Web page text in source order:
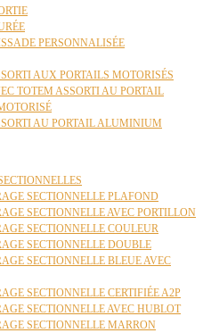
PERSONNALISÉE
AUX PORTAILS MOTORISÉS
TOTEM ASSORTI AU PORTAIL
AU PORTAIL ALUMINIUM
SECTIONNELLE PLAFOND
SECTIONNELLE AVEC PORTILLON
SECTIONNELLE COULEUR
SECTIONNELLE DOUBLE
SECTIONNELLE BLEUE AVEC
SECTIONNELLE CERTIFIÉE A2P
SECTIONNELLE AVEC HUBLOT
SECTIONNELLE MARRON